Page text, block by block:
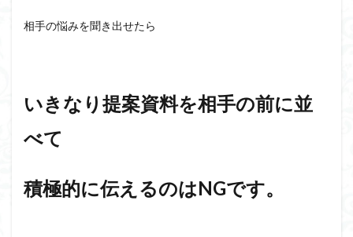
相手の悩みを聞き出せたら
いきなり提案資料を相手の前に並
べて
積極的に伝えるのはNGです。